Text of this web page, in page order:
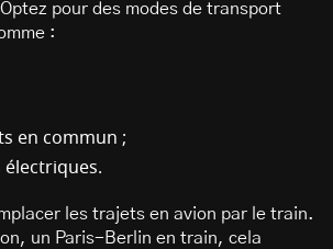
pour des modes de transport
:
en commun ;
électriques.
les trajets en avion par le train.
un Paris-Berlin en train, cela